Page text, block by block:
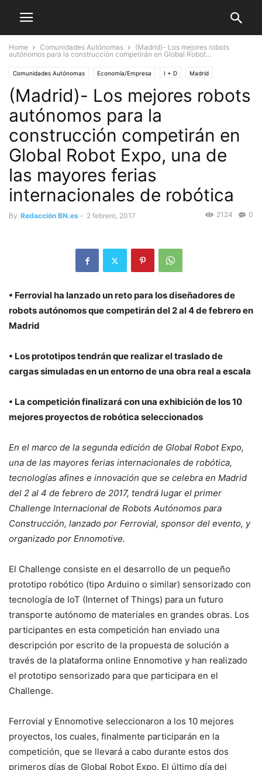
Home Comunidades Autónomas
(Madrid)- Los mejores robots
autónomos para la construcción competirán en Global Robot...
Comunidades Autónomas Economía/Empresa I + D Madrid
Multimedia
(Madrid)- Los mejores robots
autónomos para la
construcción competirán en
Global Robot Expo, una de
las mayores ferias
internacionales de robótica
By Redacción BN.es - 2 febrero, 2017 0
2124
• Ferrovial ha lanzado un reto para los diseñadores de
robots autónomos que competirán del 2 al 4 de febrero en
Madrid
• Los prototipos tendrán que realizar el traslado de
cargas simuladas en un entorno de una obra real a escala
• La competición finalizará con una exhibición de los 10
mejores proyectos de robótica seleccionados
En el marco de la segunda edición de Global Robot Expo,
una de las mayores ferias internacionales de robótica,
tecnologías afines e innovación que se celebra en Madrid
del 2 al 4 de febrero de 2017, tendrá lugar el primer
Challenge Internacional de Robots Autónomos para
Construcción, lanzado por Ferrovial, sponsor del evento, y
organizado por Ennomotive.
El Challenge consiste en el desarrollo de un pequeño
prototipo robótico (tipo Arduino o similar) sensorizado con
tecnología de IoT (Internet of Things) para un futuro
transporte autónomo de materiales en grandes obras. Los
participantes en esta competición han enviado una
descripción por escrito de la propuesta de solución a
través de la plataforma online Ennomotive y han realizado
el prototipo sensorizado para que participara en el
Challenge.
Ferrovial y Ennomotive seleccionaron a los 10 mejores
proyectos, los cuales, finalmente participarán en la
competición, que se llevará a cabo durante estos dos
primeros días de Global Robot Expo. El último día del